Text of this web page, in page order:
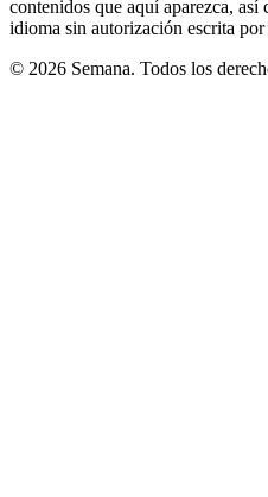
contenidos que aquí aparezca,
idioma sin autorización escrita por
© 2026 Semana. Todos los